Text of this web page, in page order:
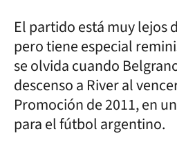
El partido está muy lejos
pero tiene especial
se olvida cuando
descenso a River al
Promoción de 2011, en
para el fútbol argentino.